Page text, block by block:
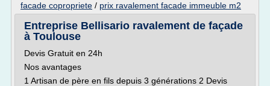
facade copropriete / prix ravalement facade immeuble m2
Entreprise Bellisario ravalement de façade
à Toulouse
Devis Gratuit en 24h
Nos avantages
1 Artisan de père en fils depuis 3 générations 2 Devis